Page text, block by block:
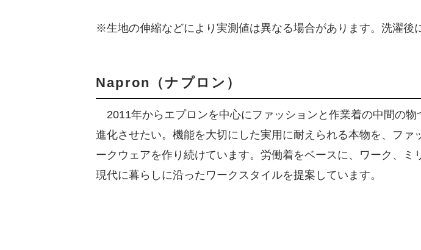
※生地の伸縮などにより実測値は異なる場合があります。洗濯後
Napron（ナプロン）
2011年からエプロンを中心にファッションと作業着の中間の
進化させたい。機能を大切にした実用に耐えられる本物を、フ
ークウェアを作り続けています。労働着をベースに、ワーク、
現代に暮らしに沿ったワークスタイルを提案しています。